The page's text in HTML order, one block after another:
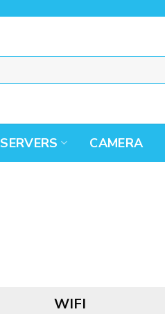
SERVERS CAMERA
WIFI